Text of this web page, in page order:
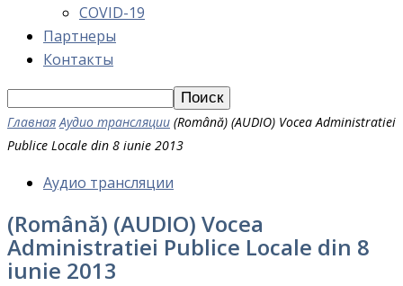
COVID-19
Партнеры
Контакты
Главная Аудио трансляции (Română) (AUDIO) Vocea Administratiei
Publice Locale din 8 iunie 2013
Аудио трансляции
(Română) (AUDIO) Vocea
Administratiei Publice Locale din 8
iunie 2013